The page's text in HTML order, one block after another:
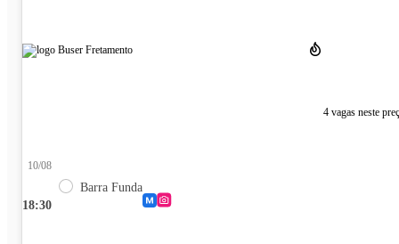
4 vagas neste
18:30
10/08
Barra Funda